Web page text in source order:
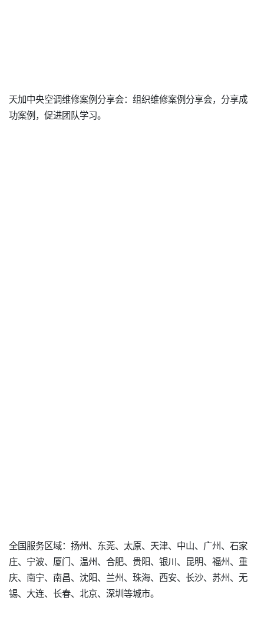
天加中央空调维修案例分享会：组织维修案例分享会，分享成
功案例，促进团队学习。
全国服务区域：扬州、东莞、太原、天津、中山、广州、石家
庄、宁波、厦门、温州、合肥、贵阳、银川、昆明、福州、重
庆、南宁、南昌、沈阳、兰州、珠海、西安、长沙、苏州、无
锡、大连、长春、北京、深圳等城市。